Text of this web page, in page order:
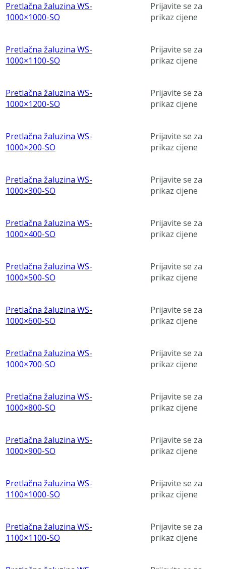
Pretlačna žaluzina WS-
1000×1000-SO
Prijavite se za
prikaz cijene
Pretlačna žaluzina WS-
1000×1100-SO
Prijavite se za
prikaz cijene
Pretlačna žaluzina WS-
1000×1200-SO
Prijavite se za
prikaz cijene
Pretlačna žaluzina WS-
1000×200-SO
Prijavite se za
prikaz cijene
Pretlačna žaluzina WS-
1000×300-SO
Prijavite se za
prikaz cijene
Pretlačna žaluzina WS-
1000×400-SO
Prijavite se za
prikaz cijene
Pretlačna žaluzina WS-
1000×500-SO
Prijavite se za
prikaz cijene
Pretlačna žaluzina WS-
1000×600-SO
Prijavite se za
prikaz cijene
Pretlačna žaluzina WS-
1000×700-SO
Prijavite se za
prikaz cijene
Pretlačna žaluzina WS-
1000×800-SO
Prijavite se za
prikaz cijene
Pretlačna žaluzina WS-
1000×900-SO
Prijavite se za
prikaz cijene
Pretlačna žaluzina WS-
1100×1000-SO
Prijavite se za
prikaz cijene
Pretlačna žaluzina WS-
1100×1100-SO
Prijavite se za
prikaz cijene